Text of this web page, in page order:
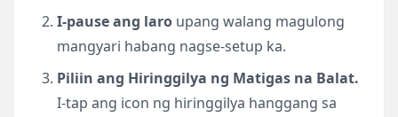
I-pause ang laro upang walang magulong
mangyari habang nagse-setup ka.
Piliin ang Hiringgilya ng Matigas na Balat.
I-tap ang icon ng hiringgilya hanggang sa